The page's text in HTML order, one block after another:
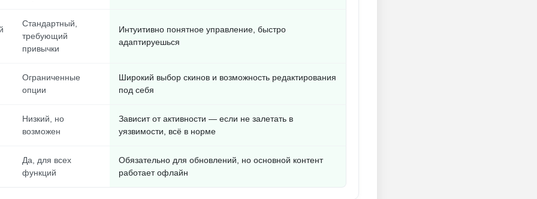
Стандартный,
требующий
привычки
Интуитивно понятное управление, быстро
адаптируешься
Ограниченные
опции
Широкий выбор скинов и возможность редактирования
под себя
Низкий, но
возможен
Зависит от активности — если не залетать в
уязвимости, всё в норме
Да, для всех
функций
Обязательно для обновлений, но основной контент
работает офлайн